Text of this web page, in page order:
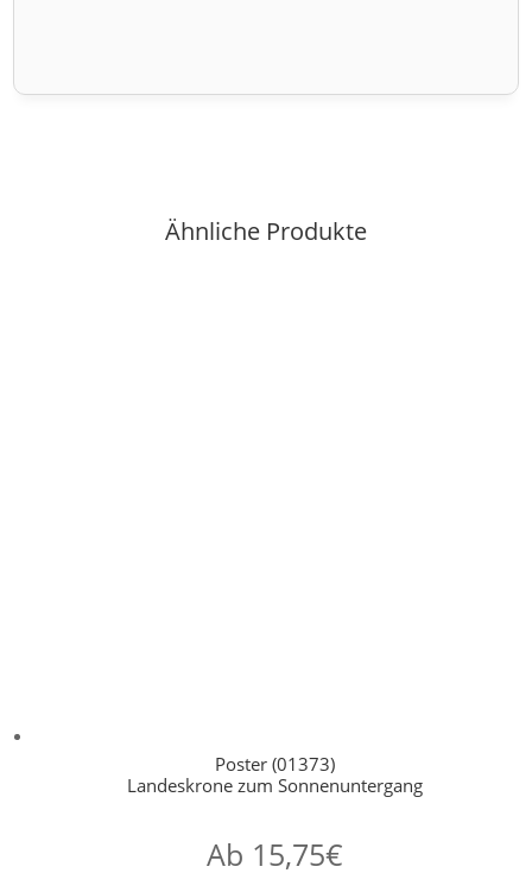
Ähnliche Produkte
Poster (01373)
Landeskrone zum Sonnenuntergang
Ab 15,75€